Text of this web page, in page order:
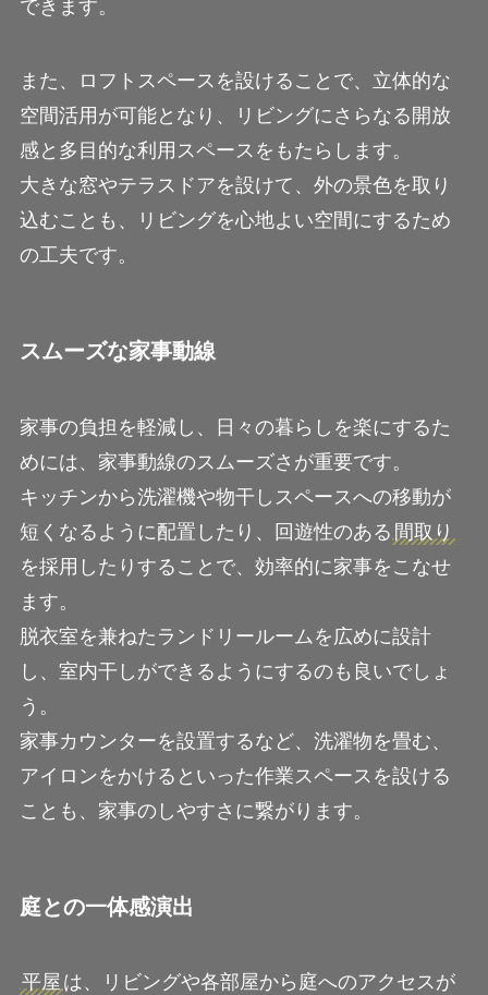
できます。
また、ロフトスペースを設けることで、立体的な
空間活用が可能となり、リビングにさらなる開放
感と多目的な利用スペースをもたらします。
大きな窓やテラスドアを設けて、外の景色を取り
込むことも、リビングを心地よい空間にするため
の工夫です。
スムーズな家事動線
家事の負担を軽減し、日々の暮らしを楽にするた
めには、家事動線のスムーズさが重要です。
キッチンから洗濯機や物干しスペースへの移動が
短くなるように配置したり、回遊性のある 間取り
を採用したりすることで、効率的に家事をこなせ
ます。
脱衣室を兼ねたランドリールームを広めに設計
し、室内干しができるようにするのも良いでしょ
う。
家事カウンターを設置するなど、洗濯物を畳む、
アイロンをかけるといった作業スペースを設ける
ことも、家事のしやすさに繋がります。
庭との一体感演出
平屋 は、リビングや各部屋から庭へのアクセスが